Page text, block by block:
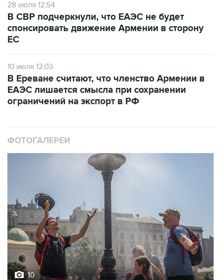
28 июля 12:54
В СВР подчеркнули, что ЕАЭС не будет
спонсировать движение Армении в сторону
ЕС
10 июля 12:03
В Ереване считают, что членство Армении в
ЕАЭС лишается смысла при сохранении
ограничений на экспорт в РФ
ФОТОГАЛЕРЕИ
10